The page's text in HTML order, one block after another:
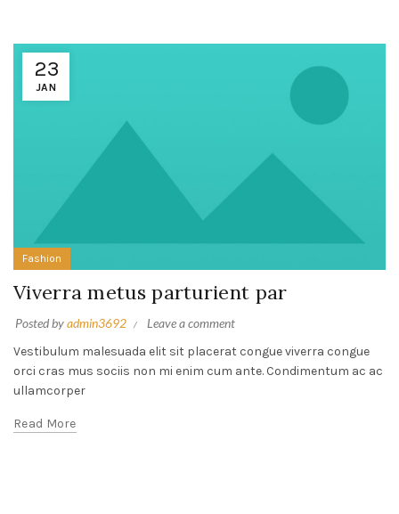
23
JAN
Fashion
Viverra metus parturient par
Posted byadmin3692
Leave a comment
Vestibulum malesuada elit sit placerat congue viverra congue
orci cras mus sociis non mi enim cum ante. Condimentum ac ac
ullamcorper
Read More